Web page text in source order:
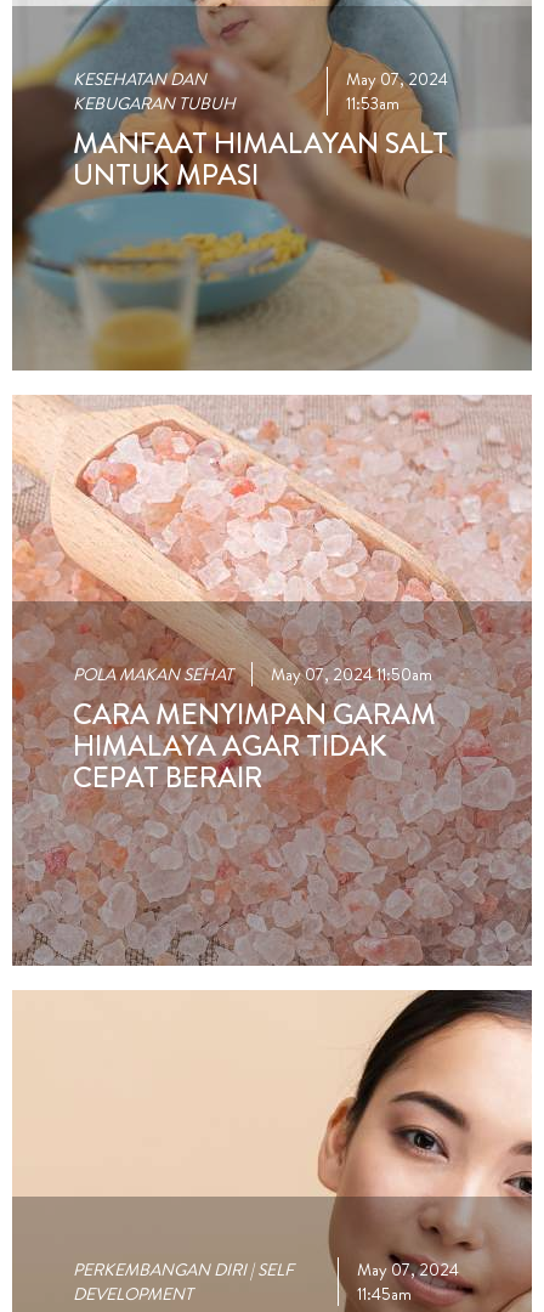
KESEHATAN DAN
KEBUGARAN TUBUH
May 07, 2024
11:53am
MANFAAT HIMALAYAN SALT
UNTUK MPASI
POLA MAKAN SEHAT May 07, 2024 11:50am
CARA MENYIMPAN GARAM
HIMALAYA AGAR TIDAK
CEPAT BERAIR
PERKEMBANGAN DIRI | SELF
DEVELOPMENT
May 07, 2024
11:45am